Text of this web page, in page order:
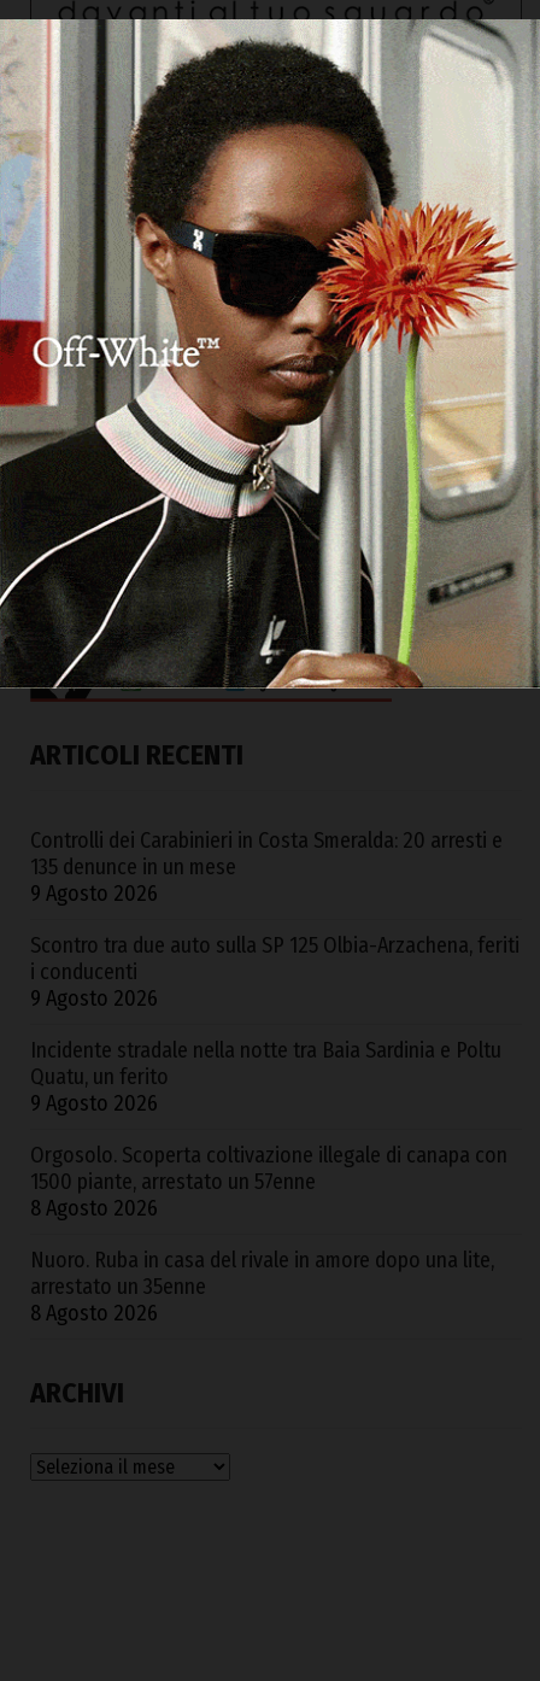
ARTICOLI RECENTI
Controlli dei Carabinieri in Costa Smeralda: 20 arresti e
135 denunce in un mese
9 Agosto 2026
Scontro tra due auto sulla SP 125 Olbia-Arzachena, feriti
i conducenti
9 Agosto 2026
Incidente stradale nella notte tra Baia Sardinia e Poltu
Quatu, un ferito
9 Agosto 2026
Orgosolo. Scoperta coltivazione illegale di canapa con
1500 piante, arrestato un 57enne
8 Agosto 2026
Nuoro. Ruba in casa del rivale in amore dopo una lite,
arrestato un 35enne
8 Agosto 2026
ARCHIVI
Archivi